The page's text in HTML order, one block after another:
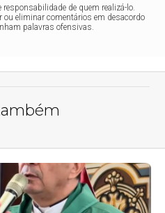
de quem realizá-lo.
ou eliminar comentários em desacordo
palavras ofensivas.